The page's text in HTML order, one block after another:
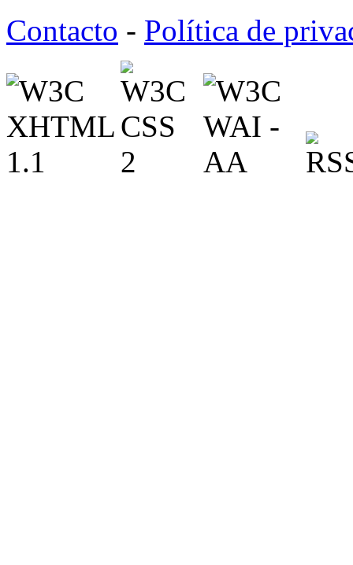
Contacto - Política de